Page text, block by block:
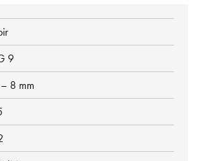
9
8 mm